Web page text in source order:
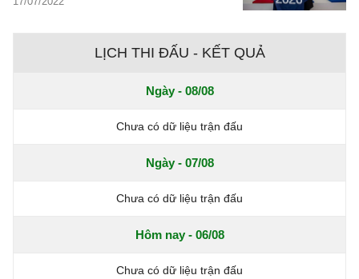
LỊCH THI ĐẤU - KẾT QUẢ
Ngày - 08/08
Chưa có dữ liệu trận đấu
Ngày - 07/08
Chưa có dữ liệu trận đấu
Hôm nay - 06/08
Chưa có dữ liệu trận đấu